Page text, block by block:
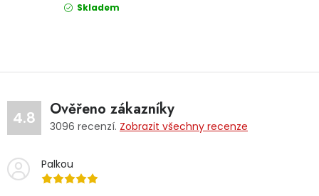
Skladem
4.8 Ověřeno zákazníky
3096 recenzí. Zobrazit všechny recenze
Palkou